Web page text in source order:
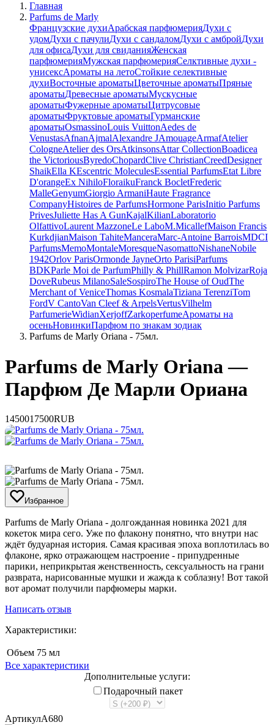
Главная
Parfums de Marly
Французские духиАрабская парфюмерияДухи с
удомДухи с пачулиДухи с сандаломДухи с амбройДухи
для офисаДухи для свиданияЖенская
парфюмерияМужская парфюмерияСелктивные духи -
унисексАроматы на летоСтойкие селективные
духиВосточные ароматыЦветочные ароматыПряные
ароматыДревесные ароматыМускусные
ароматыФужерные ароматыЦитрусовые
ароматыФруктовые ароматыГурманские
ароматыOsmassinoLouis VuittonAedes de
VenustasAfnanAjmalAlexandre JAmouageArmafAtelier
CologneAtelier des OrsAtkinsonsAttar CollectionBoadicea
the VictoriousByredoChopardClive ChristianCreedDesigner
ShaikElla KEscentric MoleculesEssential ParfumsEtat Libre
D'orangeEx NihiloFloraikuFranck BocletFrederic
MalleGenyumGiorgio ArmaniHaute Fragrance
CompanyHistoires de ParfumsHormone ParisInitio Parfums
PrivesJuliette Has A GunKajalKilianLaboratorio
OlfattivoLaurent MazzoneLe LaboM.MicallefMaison Francis
KurkdjianMaison TahiteManceraMarc-Antoine BarroisMDCI
ParfumsMemoMontaleMoresqueNasomattoNishaneNobile
1942Orlov ParisOrmonde JayneOrto ParisiParfums
BDKParle Moi de ParfumPhilly & PhillRamon MolvizarRoja
DoveRubeus MilanoSaleSospiroThe House of OudThe
Merchant of VeniceThomas KosmalaTiziana TerenziTom
FordV CantoVan Cleef & ArpelsVertusVilhelm
ParfumerieWidianXerjoffZarkoperfumeАроматы на
осеньНовинкиПарфюм по знакам зодиак
Parfums de Marly Oriana - 75мл.
Parfums de Marly Oriana —
Парфюм Де Марли Ориана
1450017500RUB
Избранное
​Parfums de Marly Oriana - долгожданная новинка 2021 для
кокеток мира сего. Уже по флакону понятно, что внутри нас
ждёт будуарная история. Самая красивая эпоха воплотилась во
флаконе, ярко отражающем настроение - припудренные
парики, неприкрытая женственность, сексуальность на грани
разврата, нарисованные мушки и жажда к соблазну! Вот такой
вот аромат получили парфюмеры марки.
Написать отзыв
Характеристики:
Объем 75 мл
Все характеристики
Дополнительные услуги:
Подарочный пакет
АртикулA680